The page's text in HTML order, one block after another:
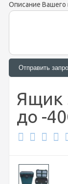
Описание Вашего
Ящик
до -